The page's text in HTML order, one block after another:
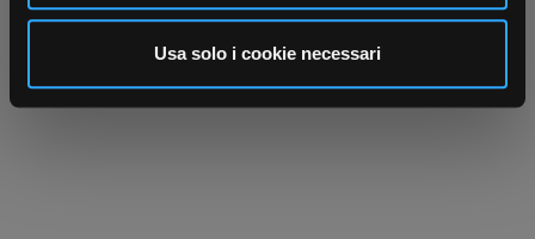
analizzare il nostro traffico. Condividiamo inoltre
informazioni sul modo in cui utilizza il nostro sito con i
nostri partner che si occupano di analisi dei dati web,
pubblicità e social media, i quali potrebbero combinarle
Usa solo i cookie necessari